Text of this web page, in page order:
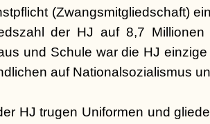
(Zwangsmitgliedschaft)
der HJ auf 8,7 Millionen
und Schule war die HJ
auf Nationalsozialismus
HJ trugen Uniformen und